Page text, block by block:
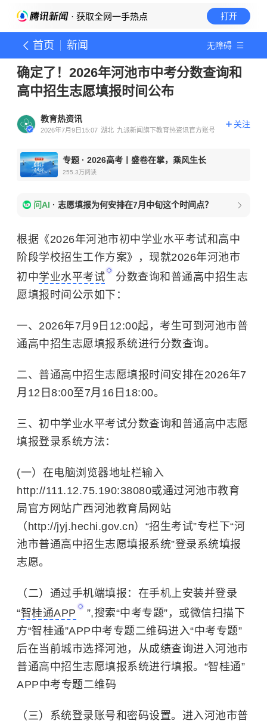
· 获取全网一手热点 打开
首页 新闻 无障碍
确定了！2026年河池市中考分数查询和
高中招生志愿填报时间公布
教育热资讯
2026年7月9日15:07 湖北 九派新闻旗下教育热资讯官方账号
关注
专题 · 2026高考丨盛卷在掌，乘风生长
255.3万阅读
问AI · 志愿填报为何安排在7月中旬这个时间点？
根据《2026年河池市初中学业水平考试和高中
阶段学校招生工作方案》，现就2026年河池市
初中学业水平考试
分数查询和普通高中招生志
愿填报时间公示如下：
一、2026年7月9日12:00起，考生可到河池市普
通高中招生志愿填报系统进行分数查询。
二、普通高中招生志愿填报时间安排在2026年7
月12日8:00至7月16日18:00。
三、初中学业水平考试分数查询和普通高中志愿
填报登录系统方法：
(一）在电脑浏览器地址栏输入
http://111.12.75.190:38080或通过河池市教育
局官方网站广西河池教育局网站
（http://jyj.hechi.gov.cn）“招生考试”专栏下“河
池市普通高中招生志愿填报系统”登录系统填报
志愿。
（二）通过手机端填报：在手机上安装并登录
“智桂通APP
”,搜索“中考专题”，或微信扫描下
方“智桂通”APP中考专题二维码进入“中考专题”
后在当前城市选择河池，从成绩查询进入河池市
普通高中招生志愿填报系统进行填报。“智桂通”
APP中考专题二维码
（三）系统登录账号和密码设置。进入河池市普